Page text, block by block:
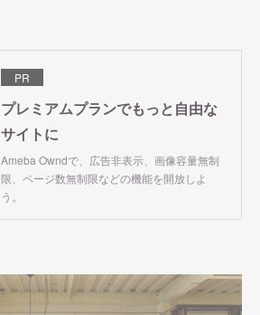
PR
プレミアムプランでもっと自由な
サイトに
Ameba Owndで、広告非表示、画像容量無制
限、ページ数無制限などの機能を開放しよ
う。